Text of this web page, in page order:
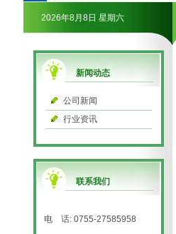
2026年8月8日 星期六
新闻动态
公司新闻
行业资讯
联系我们
电 话: 0755-27585958